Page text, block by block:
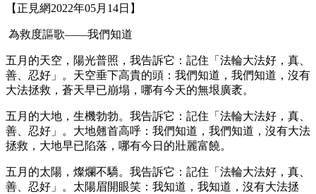
【正見網2022年05月14日】
為救度謳歌——我們知道
五月的天空，陽光普照，我告訴它：記住「法輪大法好，真、
善、忍好」。天空垂下高貴的頭：我們知道，我們知道，沒有
大法拯救，蒼天早已崩塌，哪有今天的無垠廣袤。
五月的大地，生機勃勃。我告訴它：記住「法輪大法好，真、
善、忍好」。大地翹首高呼：我們知道，我們知道，沒有大法
拯救，大地早已陷落，哪有今日的壯麗富饒。
五月的太陽，燦爛不驕。我告訴它：記住「法輪大法好，真、
善、忍好」。太陽眉開眼笑：我知道，我知道，沒有大法拯